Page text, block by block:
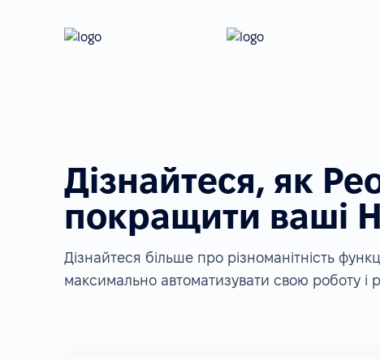
Дізнайтеся, як
покращити ваші
Дізнайтеся більше про різноманітність
максимально автоматизувати свою роботу і